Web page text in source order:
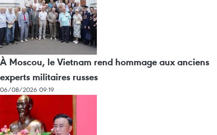
À Moscou, le Vietnam rend hommage aux anciens
experts militaires russes
06/08/2026 09:19